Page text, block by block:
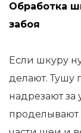
Обработка
забоя
Если шкуру
делают. Тушу
надрезают
проделывают